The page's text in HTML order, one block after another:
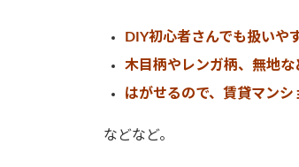
DIY初心者さんでも扱いや
木目柄やレンガ柄、無地な
はがせるので、賃貸マンシ
などなど。